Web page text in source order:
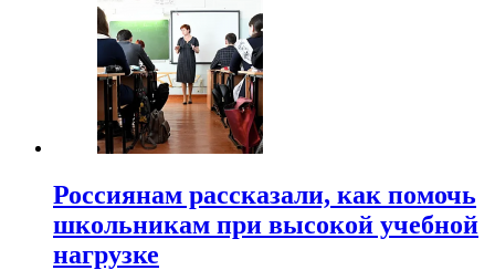
Россиянам рассказали, как помочь
школьникам при высокой учебной
нагрузке